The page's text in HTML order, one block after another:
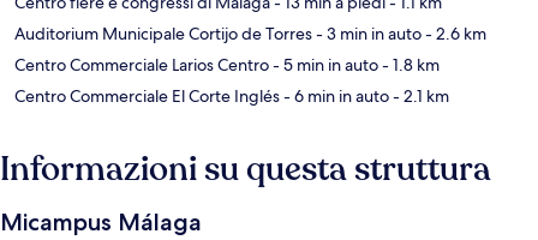
Auditorium Municipale Cortijo de Torres- 3 min in auto- 2.6 km
Centro Commerciale Larios Centro- 5 min in auto- 1.8 km
Centro Commerciale El Corte Inglés- 6 min in auto- 2.1 km
Informazioni su questa struttura
Micampus Málaga